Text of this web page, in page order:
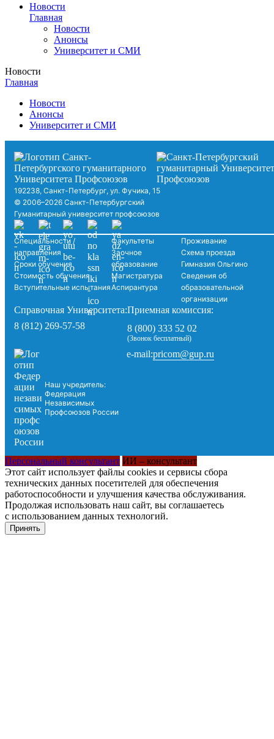
Новости
Главная
Новости
Анонсы
Университет и СМИ
Новости
Главная
Новости
Анонсы
Университет и СМИ
192238, Санкт-Петербург, ул. Фучика, 15
© 2006–2026 Санкт-Петербургский
Гуманитарный университет профсоюзов
Специальности /
направления
Сроки обучения
Стоимость обучения
Вступительные испытания
Факультеты
Заочное
образование
Магистратура
Аспирантура
Проживание
Схема проезда
Гимназия Ольгино
Сведения об
образовательной
организации
Справочная Университета:
8 (812) 269-57-58
Приемная комиссия:
8 (800) 333 52 02
(Звонок бесплатный)
Наш учредитель:
Федерация
Независимых
Профсоюзов России
e-mail:pricom@gup.ru
Персональный консультант ИИ – консультант
Этот сайт использует файлы cookies и сервисы сбора
технических данных посетителей для обеспечения
работоспособности и улучшения качества обслуживания.
Продолжая использовать наш сайт, вы соглашаетесь
с использованием данных технологий.
Принять